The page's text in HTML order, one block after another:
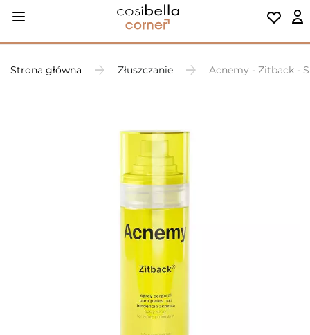
Strona główna Złuszczanie Acnemy - Zitback -